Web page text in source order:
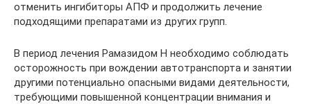
отменить ингибиторы АПФ и продолжить лечение
подходящими препаратами из других групп.
В период лечения Рамазидом Н необходимо соблюдать
осторожность при вождении автотранспорта и занятии
другими потенциально опасными видами деятельности,
требующими повышенной концентрации внимания и